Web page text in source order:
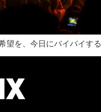
望を、今日にバイバイす